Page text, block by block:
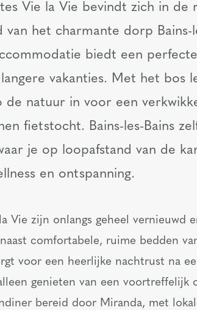
Vie la Vie bevindt zich in de
van het charmante dorp Bains-
biedt een
vakanties. Met het bos
de natuur in voor een
fietstocht. Bains-les-Bains
je op loopafstand van de
en ontspanning.
Vie zijn onlangs geheel vernieuwd
comfortabele, ruime bedden
voor een heerlijke nachtrust na
genieten van een voortreffelijk
bereid door Miranda, met